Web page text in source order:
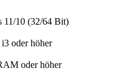
11/10 (32/64 Bit)
oder höher
oder höher